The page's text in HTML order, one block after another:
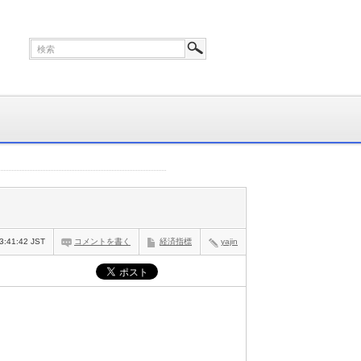
yajin
経済指標
コメントを書く
JST